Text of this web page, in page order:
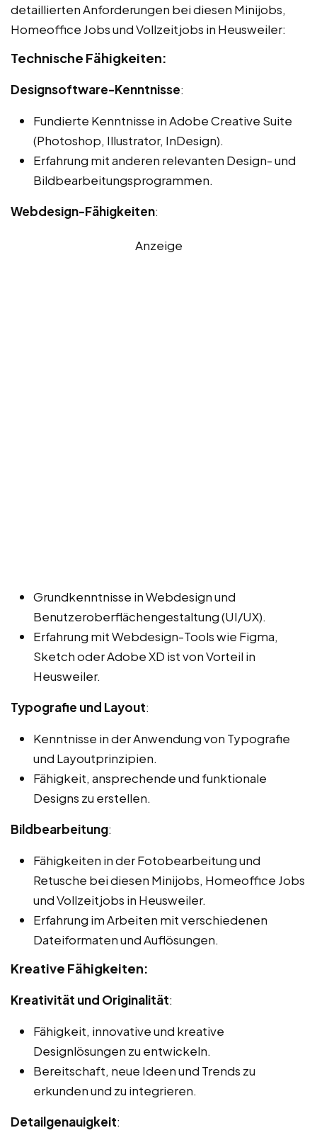
detaillierten Anforderungen bei diesen Minijobs,
Homeoffice Jobs und Vollzeitjobs in Heusweiler:
Technische Fähigkeiten:
Designsoftware-Kenntnisse:
Fundierte Kenntnisse in Adobe Creative Suite
(Photoshop, Illustrator, InDesign).
Erfahrung mit anderen relevanten Design- und
Bildbearbeitungsprogrammen.
Webdesign-Fähigkeiten:
Anzeige
Grundkenntnisse in Webdesign und
Benutzeroberflächengestaltung (UI/UX).
Erfahrung mit Webdesign-Tools wie Figma,
Sketch oder Adobe XD ist von Vorteil in
Heusweiler.
Typografie und Layout:
Kenntnisse in der Anwendung von Typografie
und Layoutprinzipien.
Fähigkeit, ansprechende und funktionale
Designs zu erstellen.
Bildbearbeitung:
Fähigkeiten in der Fotobearbeitung und
Retusche bei diesen Minijobs, Homeoffice Jobs
und Vollzeitjobs in Heusweiler.
Erfahrung im Arbeiten mit verschiedenen
Dateiformaten und Auflösungen.
Kreative Fähigkeiten:
Kreativität und Originalität:
Fähigkeit, innovative und kreative
Designlösungen zu entwickeln.
Bereitschaft, neue Ideen und Trends zu
erkunden und zu integrieren.
Detailgenauigkeit: